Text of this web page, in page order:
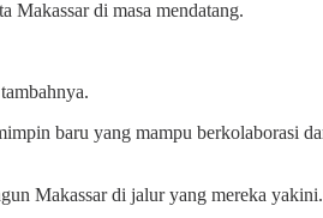
Makassar di masa mendatang.
baru yang mampu berkolaborasi
Makassar di jalur yang mereka yakini.